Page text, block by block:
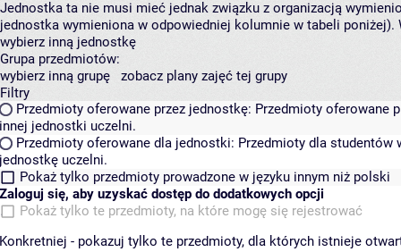
Jednostka ta nie musi mieć jednak związku z organizacją
jednostka wymieniona w odpowiedniej kolumnie w tabeli
wybierz inną jednostkę
Grupa przedmiotów:
wybierz inną grupę
zobacz plany zajęć tej grupy
Filtry
Przedmioty oferowane przez jednostkę: Przedmioty oferowane
innej jednostki uczelni.
Przedmioty oferowane dla jednostki: Przedmioty dla studentów
jednostkę uczelni.
Pokaż tylko przedmioty prowadzone w języku innym niż polski
Zaloguj się, aby uzyskać dostęp do dodatkowych opcji
Pokaż tylko te przedmioty, na które mogę się rejestrować
Konkretniej - pokazuj tylko te przedmioty, dla których istnieje